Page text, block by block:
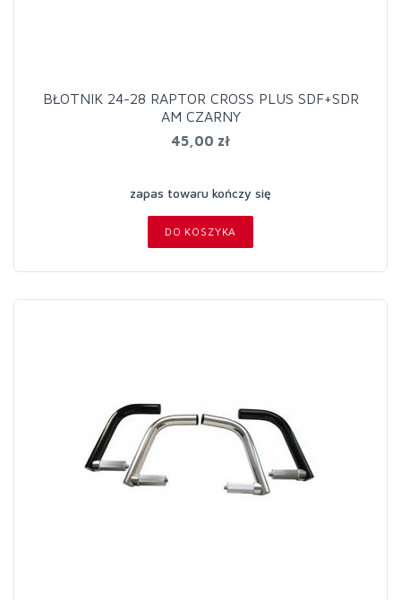
BŁOTNIK 24-28 RAPTOR CROSS PLUS SDF+SDR
AM CZARNY
45,00 zł
zapas towaru kończy się
DO KOSZYKA